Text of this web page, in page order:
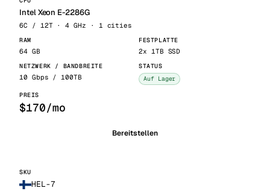
Intel Xeon E-2286G
6C / 12T · 4 GHz · 1 cities
64 GB 2x 1TB SSD
10 Gbps / 100TB Auf Lager
$170/mo
Bereitstellen
HEL-7